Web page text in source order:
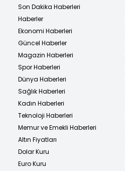
Son Dakika Haberleri
Haberler
Ekonomi Haberleri
Güncel Haberler
Magazin Haberleri
Spor Haberleri
Dünya Haberleri
Sağlık Haberleri
Kadın Haberleri
Teknoloji Haberleri
Memur ve Emekli Haberleri
Altın Fiyatları
Dolar Kuru
Euro Kuru